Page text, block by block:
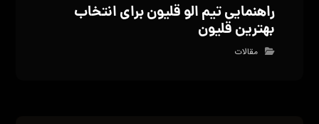
راهنمایی تیم الو قلیون برای انتخاب
بهترین قلیون
مقالات